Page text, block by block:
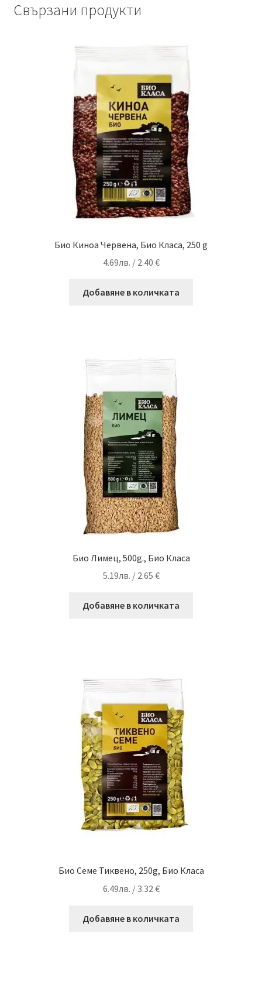
Свързани продукти
Био Киноа Червена, Био Класа, 250 g
4.69лв. / 2.40 €
Добавяне в количката
Био Лимец, 500g., Био Класа
5.19лв. / 2.65 €
Добавяне в количката
Био Семе Тиквено, 250g, Био Класа
6.49лв. / 3.32 €
Добавяне в количката